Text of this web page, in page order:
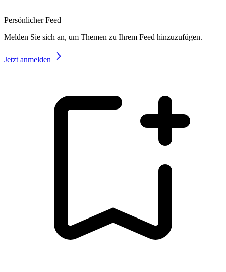
Persönlicher Feed
Melden Sie sich an, um Themen zu Ihrem Feed hinzuzufügen.
Jetzt anmelden